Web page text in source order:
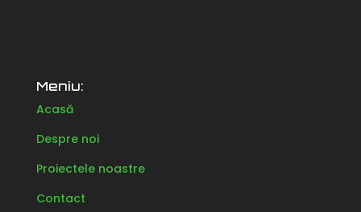
Meniu:
Acasă
Despre noi
Proiectele noastre
Contact